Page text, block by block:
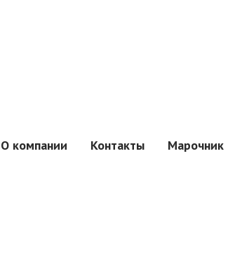
О компании Контакты Марочник